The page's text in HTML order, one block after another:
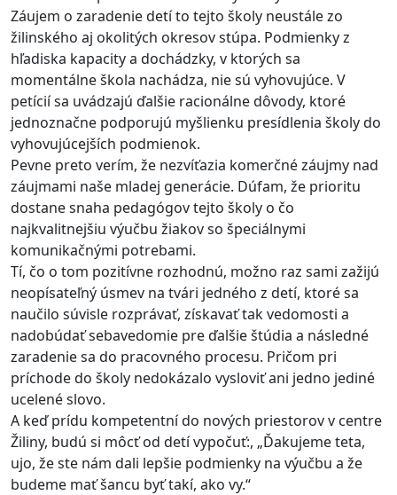
Záujem o zaradenie detí to tejto školy neustále zo
žilinského aj okolitých okresov stúpa. Podmienky z
hľadiska kapacity a dochádzky, v ktorých sa
momentálne škola nachádza, nie sú vyhovujúce. V
petícií sa uvádzajú ďalšie racionálne dôvody, ktoré
jednoznačne podporujú myšlienku presídlenia školy do
vyhovujúcejších podmienok.
Pevne preto verím, že nezvíťazia komerčné záujmy nad
záujmami naše mladej generácie. Dúfam, že prioritu
dostane snaha pedagógov tejto školy o čo
najkvalitnejšiu výučbu žiakov so špeciálnymi
komunikačnými potrebami.
Tí, čo o tom pozitívne rozhodnú, možno raz sami zažijú
neopísateľný úsmev na tvári jedného z detí, ktoré sa
naučilo súvisle rozprávať, získavať tak vedomosti a
nadobúdať sebavedomie pre ďalšie štúdia a následné
zaradenie sa do pracovného procesu. Pričom pri
príchode do školy nedokázalo vysloviť ani jedno jediné
ucelené slovo.
A keď prídu kompetentní do nových priestorov v centre
Žiliny, budú si môcť od detí vypočuť:, „Ďakujeme teta,
ujo, že ste nám dali lepšie podmienky na výučbu a že
budeme mať šancu byť takí, ako vy.“